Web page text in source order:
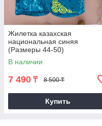
Жилетка казахская
национальная синяя
(Размеры 44-50)
В наличии
7 490 ₸ 8 500 ₸
Купить